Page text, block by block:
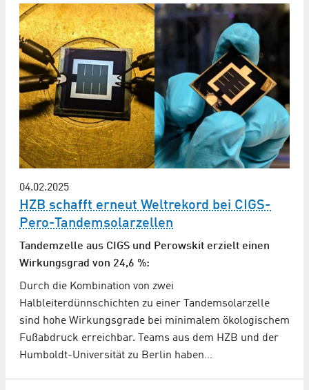
04.02.2025
HZB schafft erneut Weltrekord bei CIGS-
Pero-Tandemsolarzellen
Tandemzelle aus CIGS und Perowskit erzielt einen
Wirkungsgrad von 24,6 %:
Durch die Kombination von zwei
Halbleiterdünnschichten zu einer Tandemsolarzelle
sind hohe Wirkungsgrade bei minimalem ökologischem
Fußabdruck erreichbar. Teams aus dem HZB und der
Humboldt-Universität zu Berlin haben…